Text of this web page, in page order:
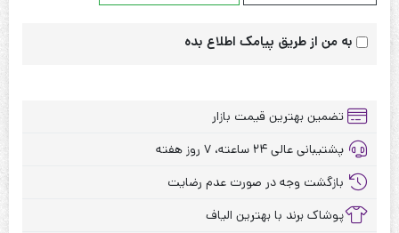
به من از طریق پیامک اطلاع بده
تضمین بهترین قیمت بازار
پشتیبانی عالی ۲۴ ساعته، ۷ روز هفته
بازگشت وجه در صورت عدم رضایت
پوشاک برند با بهترین الیاف